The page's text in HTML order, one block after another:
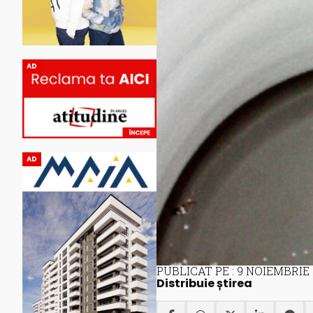
AD
AD
PUBLICAT PE : 9 NOIEMBRIE
Distribuie știrea